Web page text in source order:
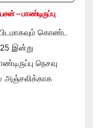
– பாண்டிருப்பு
கொண்ட
இன்று
நெசவு
அஞ்சலிக்காக